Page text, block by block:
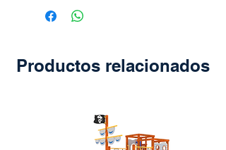
Productos relacionados